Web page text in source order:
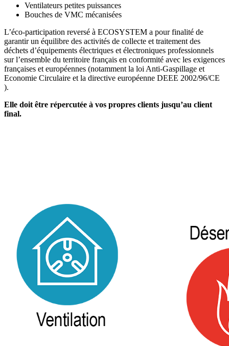
Ventilateurs petites puissances
Bouches de VMC mécanisées
L’éco-participation reversé à ECOSYSTEM a pour finalité de
garantir un équilibre des activités de collecte et traitement des
déchets d’équipements électriques et électroniques professionnels
sur l’ensemble du territoire français en conformité avec les exigences
françaises et européennes (notamment la loi Anti-Gaspillage et
Economie Circulaire et la directive européenne DEEE 2002/96/CE
).
Elle doit être répercutée à vos propres clients jusqu’au client
final.